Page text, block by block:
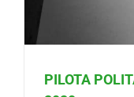
PILOTA